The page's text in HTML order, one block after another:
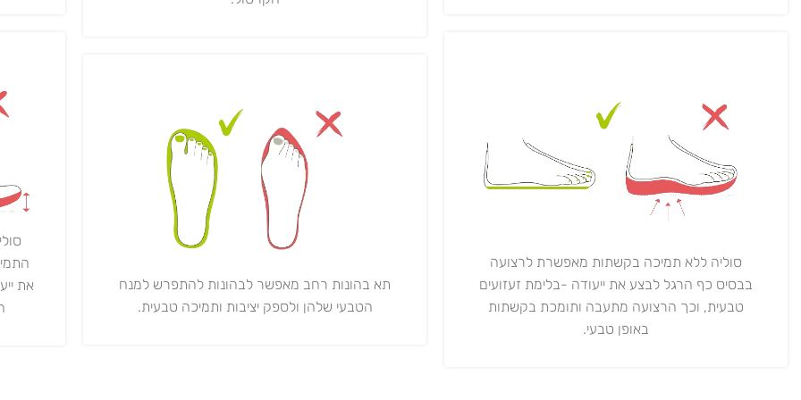
סוליה ללא תמיכה בקשתות מאפשרת לרצועה
בבסיס כף הרגל לבצע את ייעודה -בלימת זעזועים
טבעית, וכך הרצועה מתעבה ותומכת בקשתות
באופן טבעי.
תא בהונות רחב מאפשר לבהונות להתפרש למנח
הטבעי שלהן ולספק יציבות ותמיכה טבעית.
את